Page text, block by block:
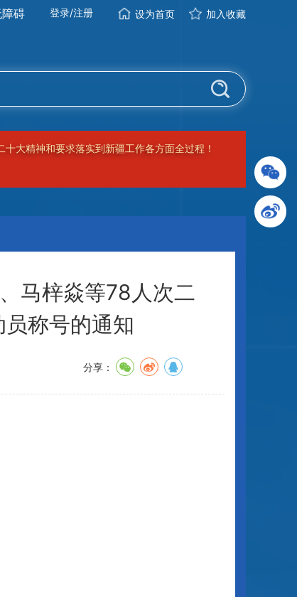
加入收藏
设为首页
登录/注册
碍
大精神和要求落实到新疆工作各方面全过程！
马梓焱等78人次二
称号的通知
分享：